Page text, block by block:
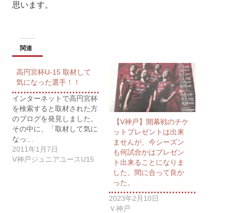
思います。
関連
高円宮杯U-15 取材して
気になった選手！！
インターネットで高円宮杯
を検索すると取材された方
のブログを発見しました。
その中に、「取材して気に
なっ…
2011年1月7日
V神戸ジュニアユースU15
【V神戸】開幕戦のチケ
ットプレゼントは出来
ませんが、今シーズン
も何試合かはプレゼン
ト出来ることになりま
した。間に合って良か
った。
2023年2月10日
Ｖ神戸